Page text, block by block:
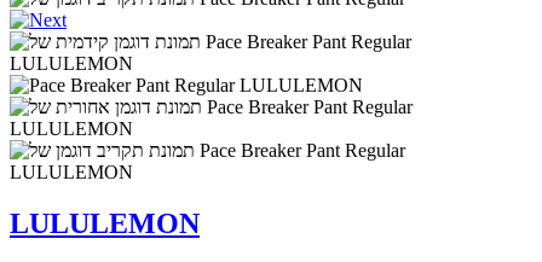
LULULEMON